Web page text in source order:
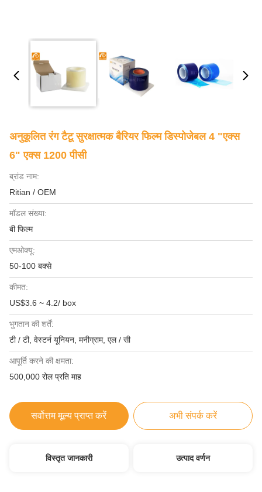
अनुकूलित रंग टैटू सुरक्षात्मक बैरियर फिल्म डिस्पोजेबल 4 "एक्स
6" एक्स 1200 पीसी
ब्रांड नाम:
Ritian / OEM
मॉडल संख्या:
बी फिल्म
एमओक्यू:
50-100 बक्से
कीमत:
US$3.6 ~ 4.2/ box
भुगतान की शर्तें:
टी / टी, वेस्टर्न यूनियन, मनीग्राम, एल / सी
आपूर्ति करने की क्षमता:
500,000 रोल प्रति माह
सर्वोत्तम मूल्य प्राप्त करें अभी संपर्क करें
विस्तृत जानकारी उत्पाद वर्णन